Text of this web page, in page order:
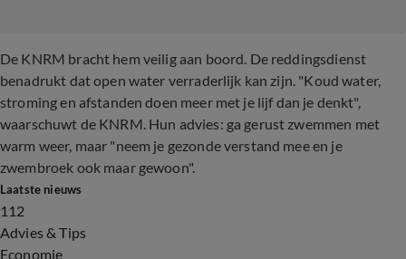
De KNRM bracht hem veilig aan boord. De reddingsdienst
benadrukt dat open water verraderlijk kan zijn. "Koud water,
stroming en afstanden doen meer met je lijf dan je denkt",
waarschuwt de KNRM. Hun advies: ga gerust zwemmen met
warm weer, maar "neem je gezonde verstand mee en je
zwembroek ook maar gewoon".
Laatste nieuws
112
Advies & Tips
Economie